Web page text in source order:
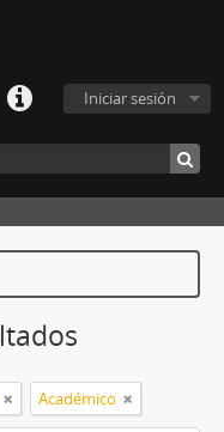
Iniciar sesión
Académico